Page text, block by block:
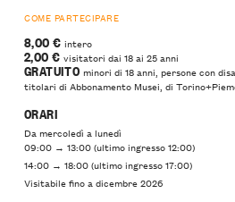
COME PARTECIPARE
8,00 € intero
2,00 € visitatori dai 18 ai 25 anni
GRATUITO minori di 18 anni, persone con
titolari di Abbonamento Musei, di
ORARI
Da mercoledì a lunedì
09:00 → 13:00 (ultimo ingresso 12:00)
14:00 → 18:00 (ultimo ingresso 17:00)
Visitabile fino a dicembre 2026